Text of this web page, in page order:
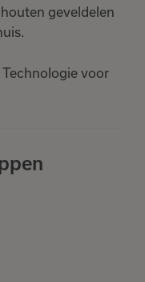
geveldelen
Technologie voor